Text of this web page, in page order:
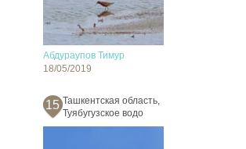
Абдураупов Тимур
18/05/2019
15 Ташкентская область,
Туябугузское водо